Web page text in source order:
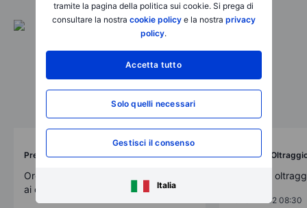
tramite la pagina della politica sui cookie. Si prega di
consultare la nostra cookie policye la nostra privacy
policy.
Accetta tutto
Solo quelli necessari
Gestisci il consenso
Italia
Previsioni Oltraggiose
Oro alla patria? No, questa volta oro
ai cittadini
Previsioni
Previsioni
2025-12-02 08:30